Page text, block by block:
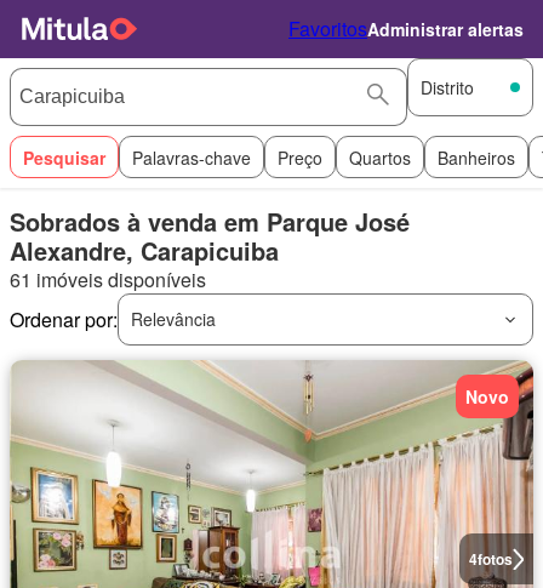
FavoritosAdministrar alertas
Distrito
Pesquisar Palavras-chave Preço Quartos Banheiros
Sobrados à venda em Parque José
Alexandre, Carapicuiba
61 imóveis disponíveis
Ordenar por:
Relevância
4fotos
Novo